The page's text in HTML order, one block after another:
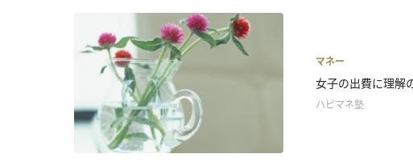
マネー
女子の出費に理解
ハピマネ塾